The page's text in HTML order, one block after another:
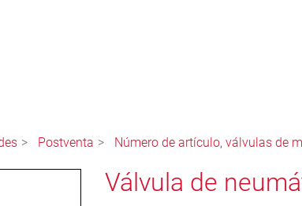
Postventa Número de artículo, válvulas de
Válvula de